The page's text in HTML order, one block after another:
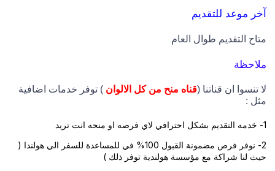
آخر موعد للتقديم
متاح التقديم طوال العام
ملاحظة
لا تنسوا ان قناتنا (قناه منح من كل الالوان ) توفر خدمات اضافية
مثل :
1- خدمه التقديم بشكل احترافي لاي فرصه او منحه انت تريد
2- نوفر فرص مضمونة القبول 100% في للمساعدة للسفر الي هولندا (
حيث لنا شراكة مع مؤسسة هولندية توفر ذلك )